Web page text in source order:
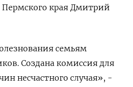
Пермского края Дмитрий
семьям
Создана комиссия для
несчастного случая», -